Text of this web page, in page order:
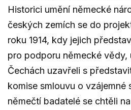
Historici umění německé
českých zemích se do
roku 1914, kdy jejich
pro podporu německé vědy,
Čechách uzavřeli s
komise smlouvu o vzájemné
němečtí badatelé se chtěli